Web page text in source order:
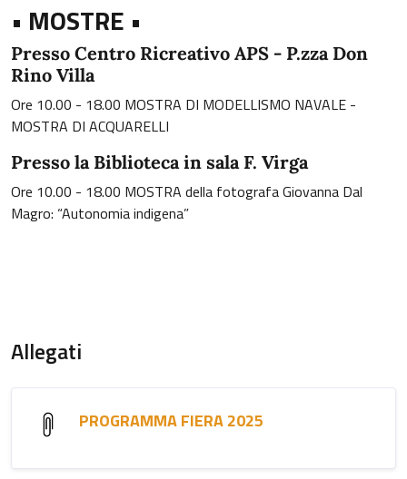
• MOSTRE •
Presso Centro Ricreativo APS - P.zza Don
Rino Villa
Ore 10.00 - 18.00 MOSTRA DI MODELLISMO NAVALE -
MOSTRA DI ACQUARELLI
Presso la Biblioteca in sala F. Virga
Ore 10.00 - 18.00 MOSTRA della fotografa Giovanna Dal
Magro: “Autonomia indigena”
Allegati
PROGRAMMA FIERA 2025